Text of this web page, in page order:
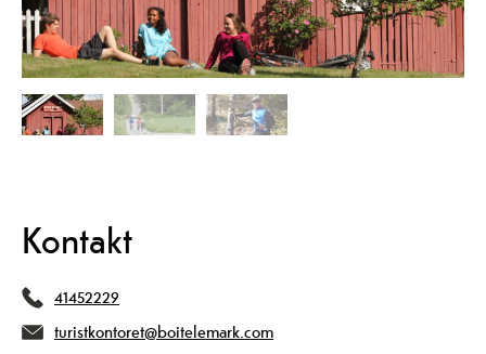
Kontakt
41452229
turistkontoret@boitelemark.com